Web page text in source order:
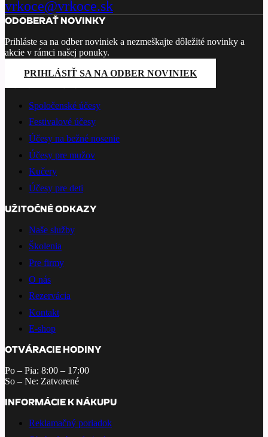
vrkoce@vrkoce.sk
ODOBERAŤ NOVINKY
Prihláste sa na odber noviniek a nezmeškajte dôležité novinky a
akcie v rámci našej ponuky.
PRIHLÁSIŤ SA NA ODBER NOVINIEK
Spoločenské účesy
Festivalové účesy
Účesy na bežné nosenie
Účesy pre mužov
Kučery
Účesy pre deti
UŽITOČNÉ ODKAZY
Naše služby
Školenia
Pre firmy
O nás
Rezervácia
Kontakt
E-shop
OTVÁRACIE HODINY
Po – Pia: 8:00 – 17:00
So – Ne: Zatvorené
INFORMÁCIE K NÁKUPU
Reklamačný poriadok